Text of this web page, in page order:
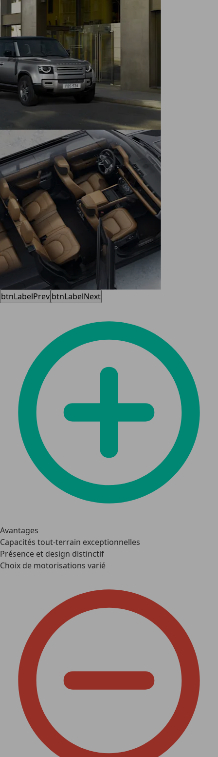
btnLabelPrev btnLabelNext
Avantages
Capacités tout-terrain exceptionnelles
Présence et design distinctif
Choix de motorisations varié